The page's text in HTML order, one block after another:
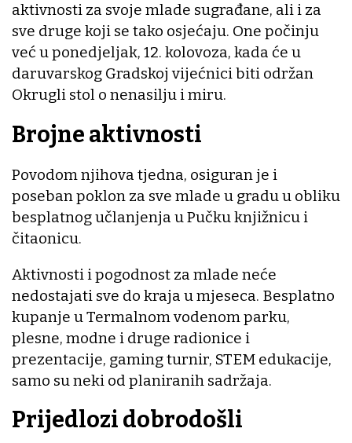
aktivnosti za svoje mlade sugrađane, ali i za
sve druge koji se tako osjećaju. One počinju
već u ponedjeljak, 12. kolovoza, kada će u
daruvarskog Gradskoj vijećnici biti održan
Okrugli stol o nenasilju i miru.
Brojne aktivnosti
Povodom njihova tjedna, osiguran je i
poseban poklon za sve mlade u gradu u obliku
besplatnog učlanjenja u Pučku knjižnicu i
čitaonicu.
Aktivnosti i pogodnost za mlade neće
nedostajati sve do kraja u mjeseca. Besplatno
kupanje u Termalnom vodenom parku,
plesne, modne i druge radionice i
prezentacije, gaming turnir, STEM edukacije,
samo su neki od planiranih sadržaja.
Prijedlozi dobrodošli